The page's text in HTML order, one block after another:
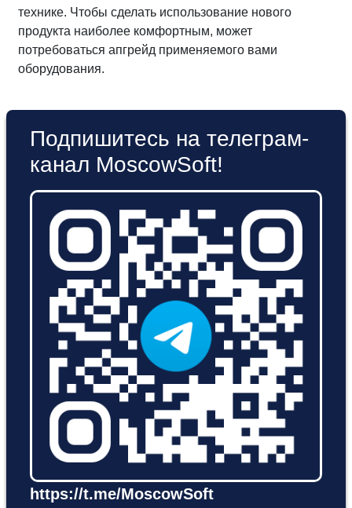
технике. Чтобы сделать использование нового
продукта наиболее комфортным, может
потребоваться апгрейд применяемого вами
оборудования.
Подпишитесь на телеграм-
канал MoscowSoft!
https://t.me/MoscowSoft